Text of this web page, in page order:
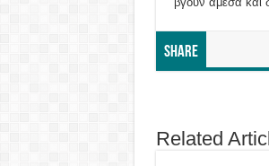
Share
Related